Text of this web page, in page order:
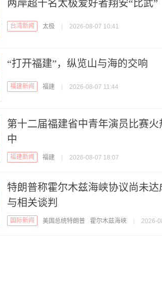
两岸超千名太极爱好者翔安“比武”
台湾新闻 太极 2026-08-07 10:41
“打开福建”，纵览山与海的交响
福建新闻 福建 2026-08-07 11:44
第十二届福建省中青年演员比赛火
中
福建新闻 福建 2026-08-07 18:07
特朗普称霍尔木兹海峡协议尚未达
与相关谈判
国际新闻 美国总统特朗普 霍尔木兹海峡 2026-